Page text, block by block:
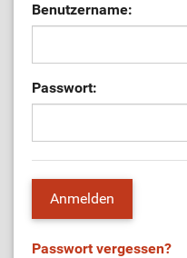
Benutzername:
Passwort:
Passwort vergessen?